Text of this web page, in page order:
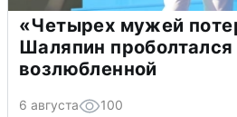
«Четырех мужей
Шаляпин проболтался
возлюбленной
6 августа 100